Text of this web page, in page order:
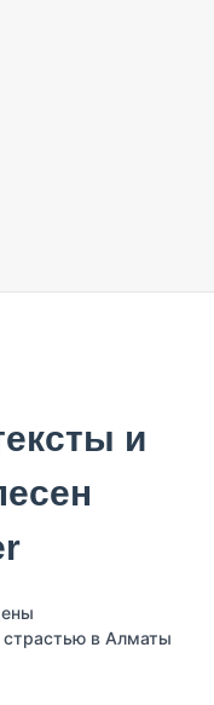
в Алматы